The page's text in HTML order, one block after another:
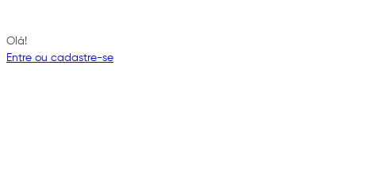
Olá!
Entre ou cadastre-se